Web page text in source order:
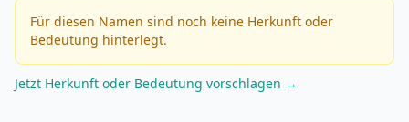
Für diesen Namen sind noch keine Herkunft oder
Bedeutung hinterlegt.
Jetzt Herkunft oder Bedeutung vorschlagen →